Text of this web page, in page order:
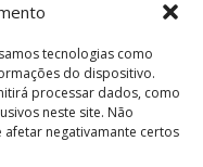
tecnologias como
do dispositivo.
processar dados, como
neste site. Não
negativamante certos